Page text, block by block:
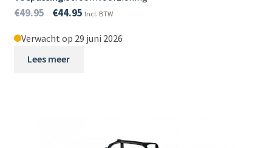
€49.95 €44.95 Incl. BTW
Verwacht op 29 juni 2026
Lees meer